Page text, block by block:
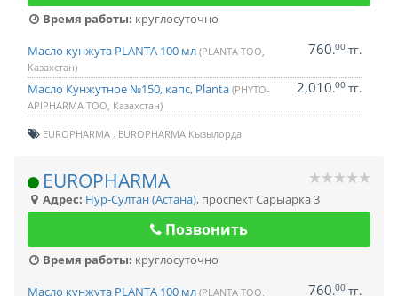
Время работы: круглосуточно
Масло кунжута PLANTA 100 мл (PLANTA ТОО,
Казахстан)
760.00 тг.
Масло Кунжутное №150, капс, Planta (PHYTO-
APIPHARMA ТОО, Казахстан)
2,010.00 тг.
EUROPHARMA EUROPHARMA Кызылорда
EUROPHARMA
Адрес: Нур-Султан (Астана), проспект Сарыарка 3
Позвонить
Время работы: круглосуточно
Масло кунжута PLANTA 100 мл (PLANTA ТОО,
760.00 тг.